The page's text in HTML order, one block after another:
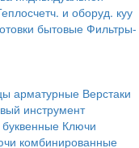
и оборуд. куу
бытовые Фильтры-
арматурные Верстаки
инструмент
Ключи
комбинированные